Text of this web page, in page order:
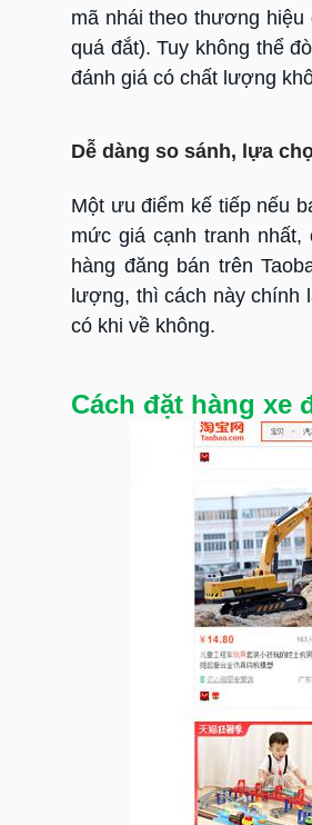
mã nhái theo thương
quá đắt). Tuy không thể
đánh giá có chất lượng
Dễ dàng so sánh, lựa
Một ưu điểm kế tiếp nếu
mức giá cạnh tranh
hàng đăng bán trên
lượng, thì cách này chính
có khi về không.
Cách đặt hàng xe